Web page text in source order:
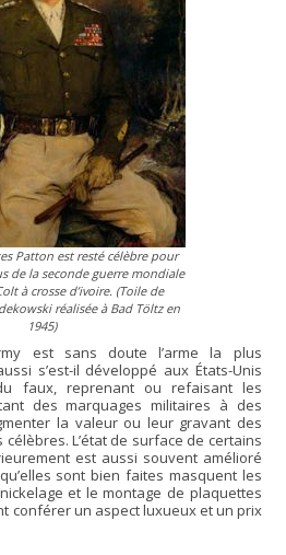
Patton est resté célèbre pour
de la seconde guerre mondiale
à crosse d’ivoire. (Toile de
réalisée à Bad Töltz en
1945)
est sans doute l’arme la plus
s’est-il développé aux États-Unis
faux, reprenant ou refaisant les
des marquages militaires à des
la valeur ou leur gravant des
L’état de surface de certains
est aussi souvent amélioré
sont bien faites masquent les
et le montage de plaquettes
conférer un aspect luxueux et un prix